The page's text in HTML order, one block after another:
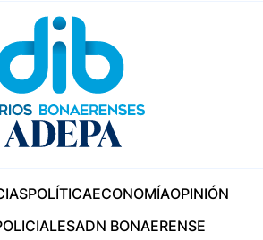
POLÍTICAECONOMÍAOPINIÓN
ADN BONAERENSE